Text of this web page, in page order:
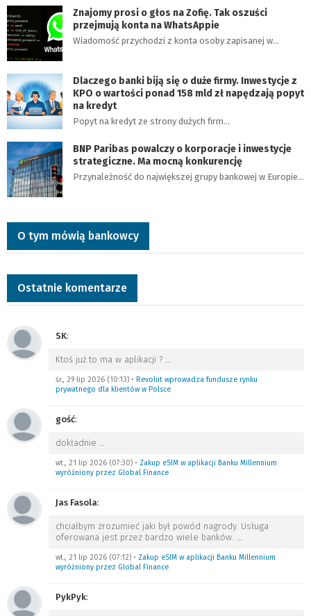
Znajomy prosi o głos na Zofię. Tak oszuści
przejmują konta na WhatsAppie
Wiadomość przychodzi z konta osoby zapisanej w…
Dlaczego banki biją się o duże firmy. Inwestycje z
KPO o wartości ponad 158 mld zł napędzają popyt
na kredyt
Popyt na kredyt ze strony dużych firm…
BNP Paribas powalczy o korporacje i inwestycje
strategiczne. Ma mocną konkurencję
Przynależność do największej grupy bankowej w Europie…
O tym mówią bankowcy
Ostatnie komentarze
SK:
Ktoś już to ma w aplikacji ? …
śr., 29 lip 2026 (10:13) • Revolut wprowadza fundusze rynku
prywatnego dla klientów w Polsce
gość:
dokładnie …
wt., 21 lip 2026 (07:30) • Zakup eSIM w aplikacji Banku Millennium
wyróżniony przez Global Finance
Jas Fasola:
chciałbym zrozumieć jaki był powód nagrody. Usługa
oferowana jest przez bardzo wiele banków. …
wt., 21 lip 2026 (07:12) • Zakup eSIM w aplikacji Banku Millennium
wyróżniony przez Global Finance
PykPyk: